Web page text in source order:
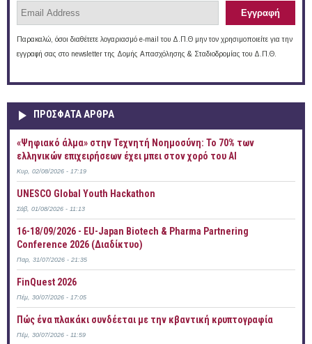
Παρακαλώ, όσοι διαθέτετε λογαριασμό e-mail του Δ.Π.Θ μην τον χρησιμοποιείτε για την
εγγραφή σας στο newsletter της Δομής Απασχόλησης & Σταδιοδρομίας του Δ.Π.Θ.
ΠΡOΣΦΑΤΑ AΡΘΡΑ
«Ψηφιακό άλμα» στην Τεχνητή Νοημοσύνη: Το 70% των
ελληνικών επιχειρήσεων έχει μπει στον χορό του AI
Κυρ, 02/08/2026 - 17:19
UNESCO Global Youth Hackathon
Σάβ, 01/08/2026 - 11:13
16-18/09/2026 - EU-Japan Biotech & Pharma Partnering
Conference 2026 (Διαδίκτυο)
Παρ, 31/07/2026 - 21:35
FinQuest 2026
Πέμ, 30/07/2026 - 17:05
Πώς ένα πλακάκι συνδέεται με την κβαντική κρυπτογραφία
Πέμ, 30/07/2026 - 11:59